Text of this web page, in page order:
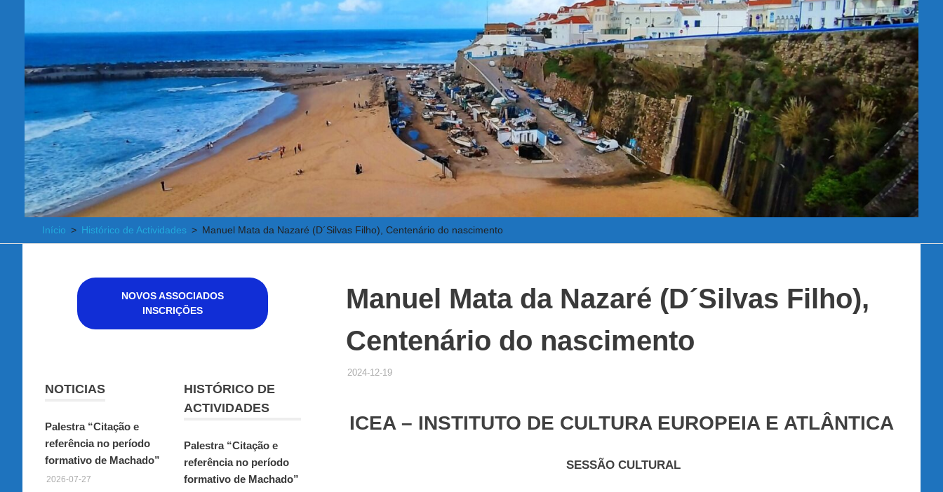
Início Histórico de Actividades Manuel Mata da Nazaré (D´Silvas Filho), Centenário do nascimento
Manuel Mata da Nazaré (D´Silvas Filho),
Centenário do nascimento
2024-12-19
ICEA – INSTITUTO DE CULTURA EUROPEIA E ATLÂNTICA
SESSÃO CULTURAL
NOVOS ASSOCIADOS
INSCRIÇÕES
NOTICIAS
Palestra “Citação e
referência no período
formativo de Machado”
2026-07-27
HISTÓRICO DE
ACTIVIDADES
Palestra “Citação e
referência no período
formativo de Machado”